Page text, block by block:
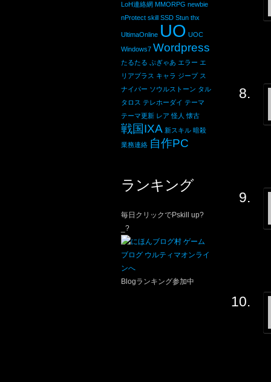
LoH連絡網 MMORPG newbie
nProtect skill SSD Stun thx
UltimaOnline UO UOC
Windows7 Wordpress
たるたる ぷぎゃあ エラー エ
リアプラス キャラ ジープ ス
ナイパー ソウルストーン タル
タロス テレホーダイ テーマ
テーマ更新 レア 怪人 懐古
戦国IXA 新スキル 暗殺
業務連絡 自作PC
ランキング
毎日クリックでPskill up?
_?
Blogランキング参加中